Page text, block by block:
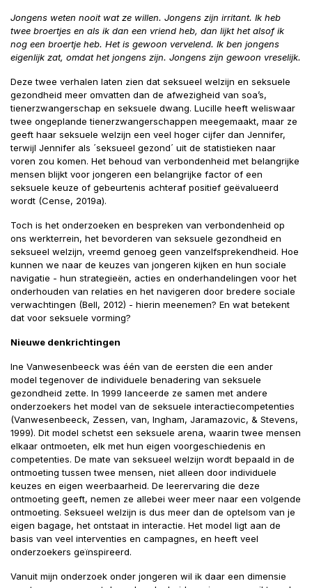
Jongens weten nooit wat ze willen. Jongens zijn irritant. Ik heb
twee broertjes en als ik dan een vriend heb, dan lijkt het alsof ik
nog een broertje heb. Het is gewoon vervelend. Ik ben jongens
eigenlijk zat, omdat het jongens zijn. Jongens zijn gewoon vreselijk.
Deze twee verhalen laten zien dat seksueel welzijn en seksuele
gezondheid meer omvatten dan de afwezigheid van soa’s,
tienerzwangerschap en seksuele dwang. Lucille heeft weliswaar
twee ongeplande tienerzwangerschappen meegemaakt, maar ze
geeft haar seksuele welzijn een veel hoger cijfer dan Jennifer,
terwijl Jennifer als ´seksueel gezond´ uit de statistieken naar
voren zou komen. Het behoud van verbondenheid met belangrijke
mensen blijkt voor jongeren een belangrijke factor of een
seksuele keuze of gebeurtenis achteraf positief geëvalueerd
wordt (Cense, 2019a).
Toch is het onderzoeken en bespreken van verbondenheid op
ons werkterrein, het bevorderen van seksuele gezondheid en
seksueel welzijn, vreemd genoeg geen vanzelfsprekendheid. Hoe
kunnen we naar de keuzes van jongeren kijken en hun sociale
navigatie - hun strategieën, acties en onderhandelingen voor het
onderhouden van relaties en het navigeren door bredere sociale
verwachtingen (Bell, 2012) - hierin meenemen? En wat betekent
dat voor seksuele vorming?
Nieuwe denkrichtingen
Ine Vanwesenbeeck was één van de eersten die een ander
model tegenover de individuele benadering van seksuele
gezondheid zette. In 1999 lanceerde ze samen met andere
onderzoekers het model van de seksuele interactiecompetenties
(Vanwesenbeeck, Zessen, van, Ingham, Jaramazovic, & Stevens,
1999). Dit model schetst een seksuele arena, waarin twee mensen
elkaar ontmoeten, elk met hun eigen voorgeschiedenis en
competenties. De mate van seksueel welzijn wordt bepaald in de
ontmoeting tussen twee mensen, niet alleen door individuele
keuzes en eigen weerbaarheid. De leerervaring die deze
ontmoeting geeft, nemen ze allebei weer meer naar een volgende
ontmoeting. Seksueel welzijn is dus meer dan de optelsom van je
eigen bagage, het ontstaat in interactie. Het model ligt aan de
basis van veel interventies en campagnes, en heeft veel
onderzoekers geïnspireerd.
Vanuit mijn onderzoek onder jongeren wil ik daar een dimensie